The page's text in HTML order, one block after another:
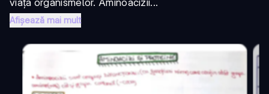
viața organismelor. Aminoacizii...
Afișează mai mult